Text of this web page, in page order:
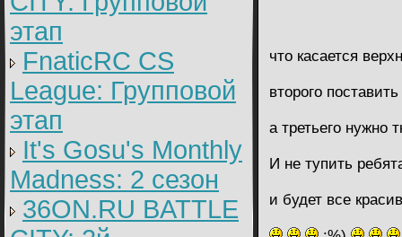
этап
FnaticRC CS
League: Групповой
этап
It's Gosu's Monthly
Madness: 2 сезон
36ON.RU BATTLE
что касается
второго
а третьего нужно
И не тупить
и будет все